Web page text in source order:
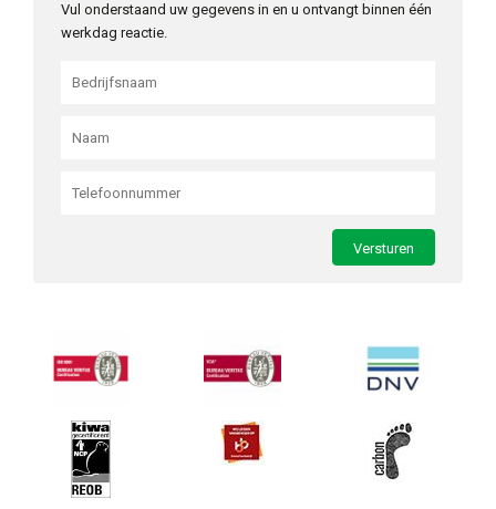
Vul onderstaand uw gegevens in en u ontvangt binnen één
werkdag reactie.